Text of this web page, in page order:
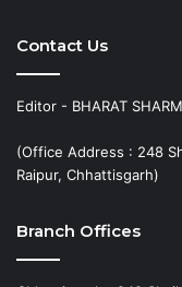
Contact Us
Editor - BHARAT
(Office Address : 248
Raipur, Chhattisgarh)
Branch Offices